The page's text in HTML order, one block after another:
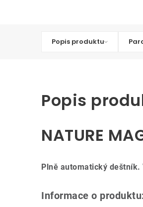
Popis produktu
Popis
NATURE
Plně automatický deštník.
Informace o